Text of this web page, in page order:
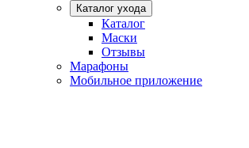
Каталог ухода
Каталог
Маски
Отзывы
Марафоны
Мобильное приложение